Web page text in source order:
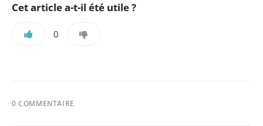
Cet article a-t-il été utile ?
0
0 COMMENTAIRE